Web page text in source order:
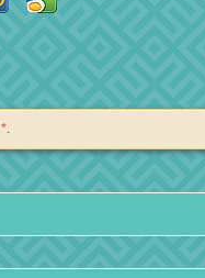
*.